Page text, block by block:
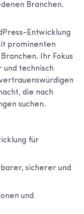
Branchen.
Entwicklung
prominenten
Ihr Fokus
technisch
die nach
suchen.
für
sicherer und
und